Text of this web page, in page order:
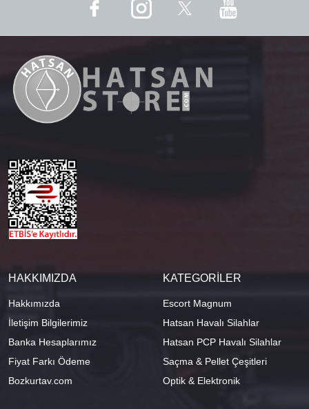
HAKKIMIZDA
Hakkımızda
İletişim Bilgilerimiz
Banka Hesaplarımız
Fiyat Farkı Ödeme
Bozkurtav.com
KATEGORİLER
Escort Magnum
Hatsan Havalı Silahlar
Hatsan PCP Havalı Silahlar
Saçma & Pellet Çeşitleri
Optik & Elektronik